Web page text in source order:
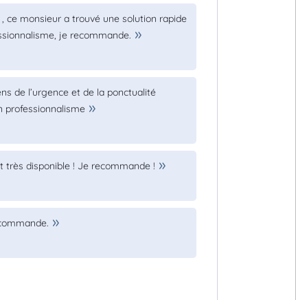
ce monsieur a trouvé une solution rapide
je recommande.
de l’urgence et de la ponctualité
professionnalisme
très disponible ! Je recommande !